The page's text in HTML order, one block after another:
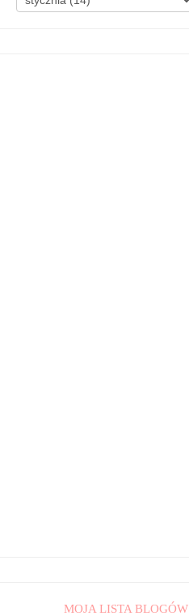
MOJA LISTA BLOGÓW